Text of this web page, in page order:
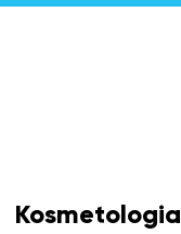
Kosmetologia